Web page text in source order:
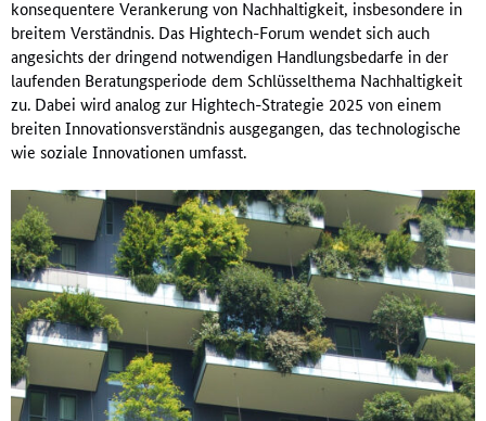
konsequentere Verankerung von Nachhaltigkeit, insbesondere in
breitem Verständnis. Das Hightech-Forum wendet sich auch
angesichts der dringend notwendigen Handlungsbedarfe in der
laufenden Beratungsperiode dem Schlüsselthema Nachhaltigkeit
zu. Dabei wird analog zur Hightech-Strategie 2025 von einem
breiten Innovationsverständnis ausgegangen, das technologische
wie soziale Innovationen umfasst.